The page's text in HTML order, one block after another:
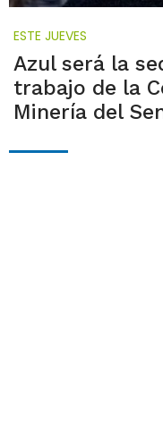
ESTE JUEVES
Azul será la
trabajo de la
Minería del